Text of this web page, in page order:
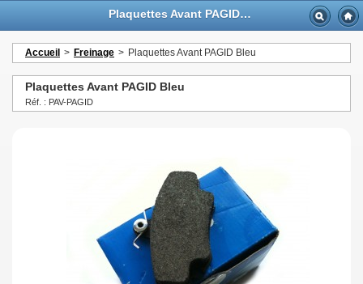
Plaquettes Avant PAGID Bleu - GTTurbo-online
Accueil > Freinage > Plaquettes Avant PAGID Bleu
Plaquettes Avant PAGID Bleu
Réf. : PAV-PAGID